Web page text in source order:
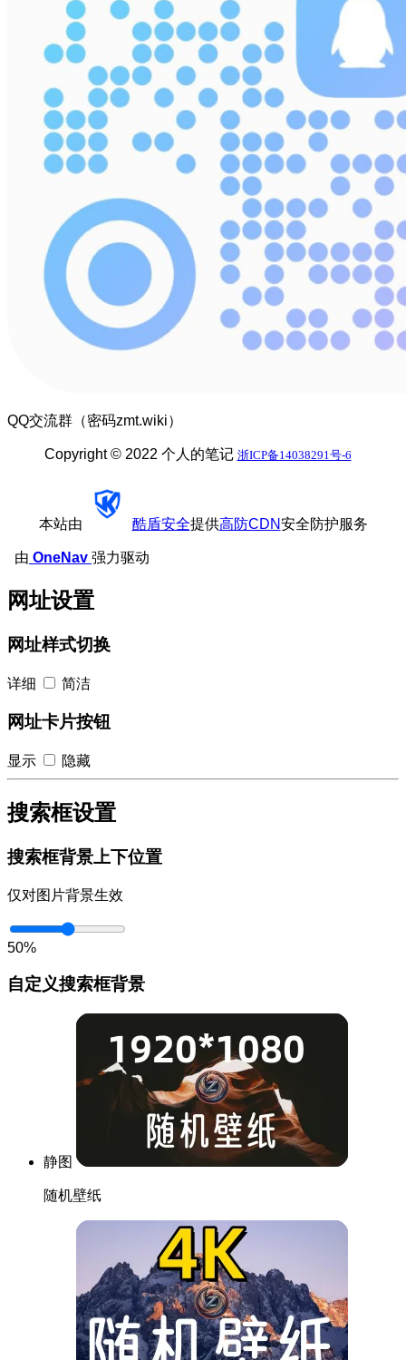
QQ交流群（密码zmt.wiki）
Copyright © 2022 个人的笔记 浙ICP备14038291号-6
本站由 酷盾安全提供高防CDN安全防护服务
由 OneNav 强力驱动
网址设置
网址样式切换
详细 简洁
网址卡片按钮
显示 隐藏
搜索框设置
搜索框背景上下位置
仅对图片背景生效
50%
自定义搜索框背景
静图
随机壁纸